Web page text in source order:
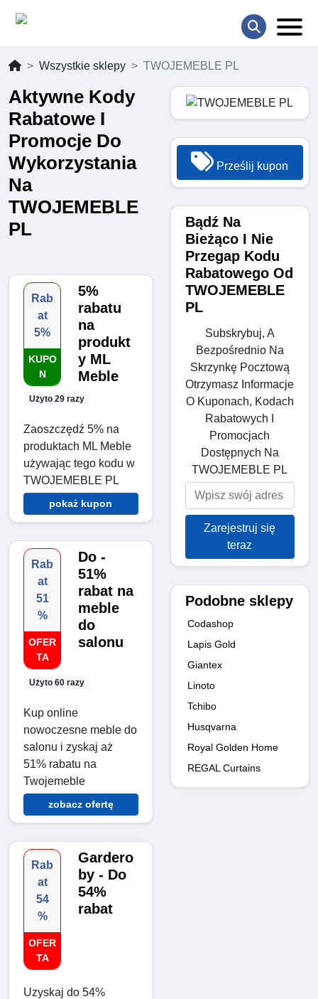
Wszystkie sklepy TWOJEMEBLE PL
Aktywne Kody
Rabatowe I
Promocje Do
Wykorzystania
Na
TWOJEMEBLE
PL
Rab
at
5%
KUPO
N
Użyto 29 razy
5%
rabatu
na
produkt
y ML
Meble
Zaoszczędź 5% na
produktach ML Meble
używając tego kodu w
TWOJEMEBLE PL
pokaż kupon
Rab
at
51
%
OFER
TA
Użyto 60 razy
Do -
51%
rabat na
meble
do
salonu
Kup online
nowoczesne meble do
salonu i zyskaj aż
51% rabatu na
Twojemeble
zobacz ofertę
Rab
at
54
%
OFER
TA
Gardero
by - Do
54%
rabat
Uzyskaj do 54%
Prześlij kupon
Bądź Na
Bieżąco I Nie
Przegap Kodu
Rabatowego Od
TWOJEMEBLE
PL
Subskrybuj, A
Bezpośrednio Na
Skrzynkę Pocztową
Otrzymasz Informacje
O Kuponach, Kodach
Rabatowych I
Promocjach
Dostępnych Na
TWOJEMEBLE PL
Zarejestruj się
teraz
Podobne sklepy
Codashop
Lapis Gold
Giantex
Linoto
Tchibo
Husqvarna
Royal Golden Home
REGAL Curtains